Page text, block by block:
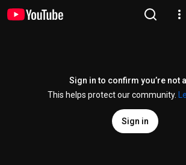
Sign in to confirm you’re not
This helps protect our community.
Sign in